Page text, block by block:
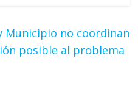
Municipio no coordinan
posible al problema